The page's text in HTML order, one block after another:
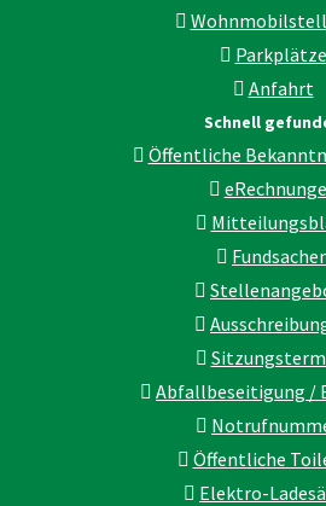
Parkplätze
Anfahrt
Schnell
Öffentliche
Abfallbeseitigung /
Öffentliche
Elektro-